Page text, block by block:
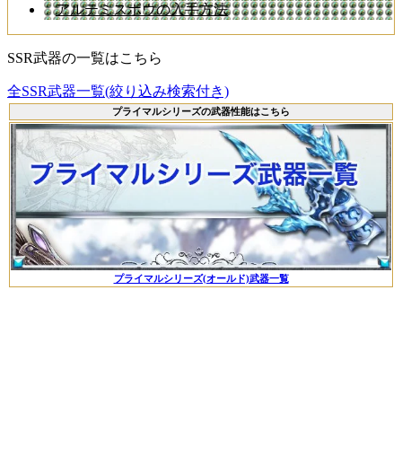
アルテミスボウの入手方法
SSR武器の一覧はこちら
全SSR武器一覧(絞り込み検索付き)
プライマルシリーズの武器性能はこちら
プライマルシリーズ(オールド)武器一覧